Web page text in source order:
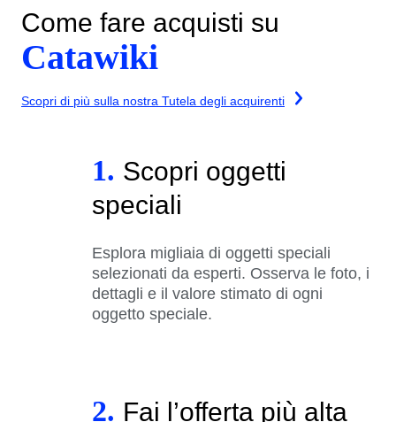
Come fare acquisti su
Catawiki
Scopri di più sulla nostra Tutela degli acquirenti
1. Scopri oggetti
speciali
Esplora migliaia di oggetti speciali
selezionati da esperti. Osserva le foto, i
dettagli e il valore stimato di ogni
oggetto speciale.
2. Fai l’offerta più alta